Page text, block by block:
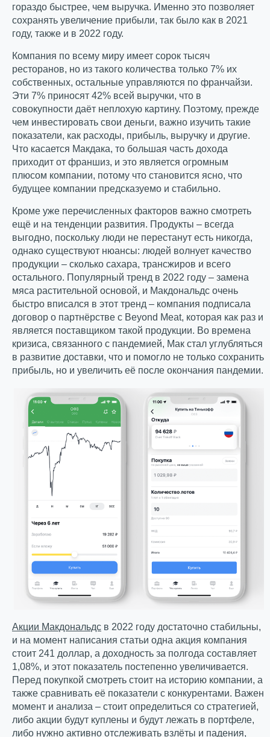
гораздо быстрее, чем выручка. Именно это позволяет
сохранять увеличение прибыли, так было как в 2021
году, также и в 2022 году.
Компания по всему миру имеет сорок тысяч
ресторанов, но из такого количества только 7% их
собственных, остальные управляются по франчайзи.
Эти 7% приносят 42% всей выручки, что в
совокупности даёт неплохую картину. Поэтому, прежде
чем инвестировать свои деньги, важно изучить такие
показатели, как расходы, прибыль, выручку и другие.
Что касается Макдака, то большая часть дохода
приходит от франшиз, и это является огромным
плюсом компании, потому что становится ясно, что
будущее компании предсказуемо и стабильно.
Кроме уже перечисленных факторов важно смотреть
ещё и на тенденции развития. Продукты – всегда
выгодно, поскольку люди не перестанут есть никогда,
однако существуют нюансы: людей волнует качество
продукции – сколько сахара, трансжиров и всего
остального. Популярный тренд в 2022 году – замена
мяса растительной основой, и Макдональдс очень
быстро вписался в этот тренд – компания подписала
договор о партнёрстве с Beyond Meat, которая как раз и
является поставщиком такой продукции. Во времена
кризиса, связанного с пандемией, Мак стал углубляться
в развитие доставки, что и помогло не только сохранить
прибыль, но и увеличить её после окончания пандемии.
Акции Макдональдс в 2022 году достаточно стабильны,
и на момент написания статьи одна акция компания
стоит 241 доллар, а доходность за полгода составляет
1,08%, и этот показатель постепенно увеличивается.
Перед покупкой смотреть стоит на историю компании, а
также сравнивать её показатели с конкурентами. Важен
момент и анализа – стоит определиться со стратегией,
либо акции будут куплены и будут лежать в портфеле,
либо нужно активно отслеживать взлёты и падения,